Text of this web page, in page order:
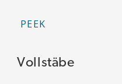
Vollstäbe
PEEK